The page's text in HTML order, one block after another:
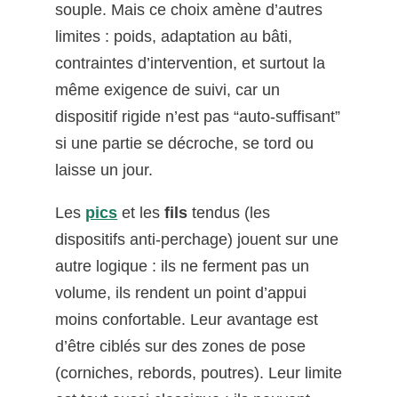
souple. Mais ce choix amène d’autres
limites : poids, adaptation au bâti,
contraintes d’intervention, et surtout la
même exigence de suivi, car un
dispositif rigide n’est pas “auto-suffisant”
si une partie se décroche, se tord ou
laisse un jour.
Les pics et lesfils tendus (les
dispositifs anti-perchage) jouent sur une
autre logique : ils ne ferment pas un
volume, ils rendent un point d’appui
moins confortable. Leur avantage est
d’être ciblés sur des zones de pose
(corniches, rebords, poutres). Leur limite